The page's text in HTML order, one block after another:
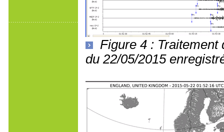
Figure 4 :
du 22/05/2015